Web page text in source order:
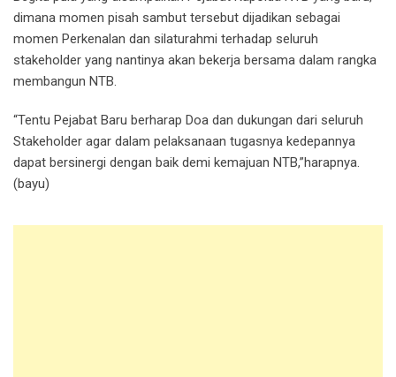
dimana momen pisah sambut tersebut dijadikan sebagai
momen Perkenalan dan silaturahmi terhadap seluruh
stakeholder yang nantinya akan bekerja bersama dalam rangka
membangun NTB.
“Tentu Pejabat Baru berharap Doa dan dukungan dari seluruh
Stakeholder agar dalam pelaksanaan tugasnya kedepannya
dapat bersinergi dengan baik demi kemajuan NTB,”harapnya.
(bayu)